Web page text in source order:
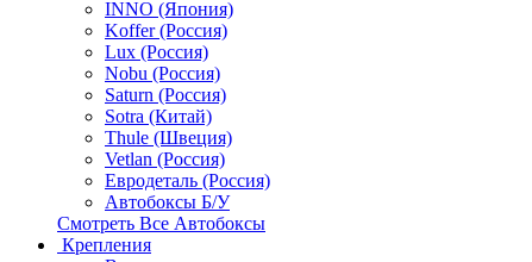
INNO (Япония)
Koffer (Россия)
Lux (Россия)
Nobu (Россия)
Saturn (Россия)
Sotra (Китай)
Thule (Швеция)
Vetlan (Россия)
Евродеталь (Россия)
Автобоксы Б/У
Смотреть Все Автобоксы
Крепления